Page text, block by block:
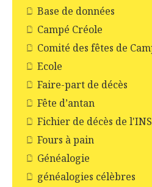
Base de données
Campé Créole
Comité des fêtes de
Ecole
Faire-part de décès
Fête d’antan
Fichier de décès de
Fours à pain
Généalogie
généalogies célèbres